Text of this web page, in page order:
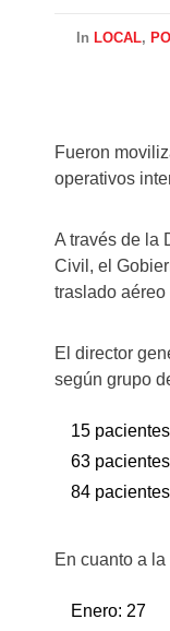
In LOCAL,
Fueron
operativos
A través de la
Civil, el
traslado
El director
según grupo
15
63
84
En cuanto a
Enero: 27